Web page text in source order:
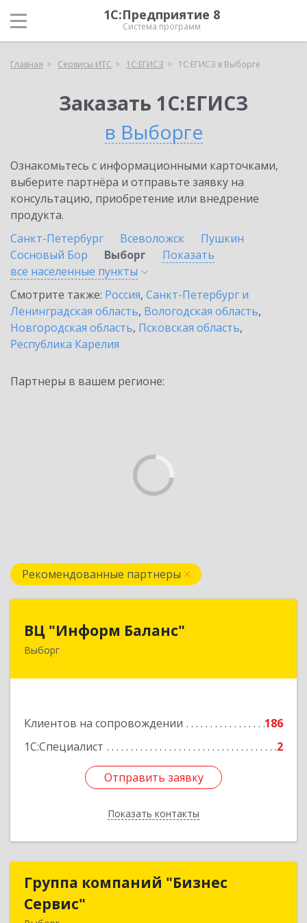
1С:Предприятие 8
Система программ
Главная Сервисы ИТС 1С:ЕГИСЗ 1С:ЕГИСЗ в Выборге
Заказать 1С:ЕГИСЗ
в Выборге
Ознакомьтесь с информационными карточками,
выберите партнёра и отправьте заявку на
консультацию, приобретение или внедрение
продукта.
Санкт-Петербург
Всеволожск
Пушкин
Сосновый Бор
Выборг
Показать
все населенные пункты
Смотрите также: Россия, Санкт-Петербург и
Ленинградская область, Вологодская область,
Новгородская область, Псковская область,
Республика Карелия
Партнеры в вашем регионе:
Рекомендованные партнеры
ВЦ "Информ Баланс"
Выборг
Клиентов на сопровождении
186
1С:Специалист
2
Отправить заявку
Показать контакты
188800, Ленинградская обл, Выборгский р-н,
Отправить заявку
Назад
Группа компаний "Бизнес
Сервис"
Группа компаний "Бизнес